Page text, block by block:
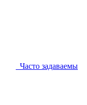
Часто задаваемы